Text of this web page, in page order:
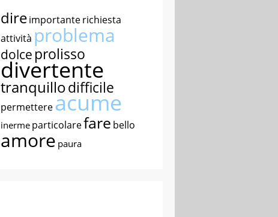
direimportanterichiesta
attività problema
dolce prolisso
divertente
tranquillodifficile
permettereacume
inerme particolarefare bello
amore paura